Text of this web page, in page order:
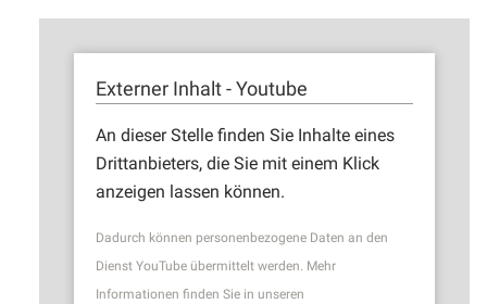
Externer Inhalt - Youtube
An dieser Stelle finden Sie Inhalte eines
Drittanbieters, die Sie mit einem Klick
anzeigen lassen können.
Dadurch können personenbezogene Daten an den
Dienst YouTube übermittelt werden. Mehr
Informationen finden Sie in unseren